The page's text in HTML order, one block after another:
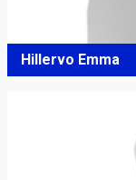
Hillervo Emma